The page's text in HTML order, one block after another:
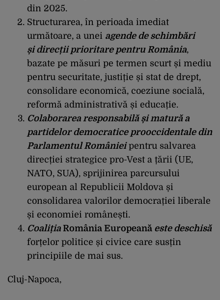
din 2025.
Structurarea, în perioada imediat
următoare, a unei agende de schimbări
șidirecții prioritare pentru România,
bazate pe măsuri pe termen scurt și mediu
pentru securitate, justiție și stat de drept,
consolidare economică, coeziune socială,
reformă administrativă și educație.
Colaborarea responsabilă și matură a
partidelor democratice prooccidentale din
Parlamentul Românieipentru salvarea
direcției strategice pro-Vest a țării (UE,
NATO, SUA), sprijinirea parcursului
european al Republicii Moldova și
consolidarea valorilor democrației liberale
și economiei românești.
Coaliția România Europeană este deschisă
forțelor politice și civice care susțin
principiile de mai sus.
Cluj-Napoca,